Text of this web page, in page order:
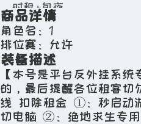
时租+包夜
租赁押金：0.00
上号方式：上号器上号
可租时间段：0:00-24:00
商品详情
角色名：1
排位赛：允许
装备描述
【本号是平台反外挂系
的，最后提醒各位租客
线 扣除租金 ①：秒启动
切电脑 ②：绝地求生专